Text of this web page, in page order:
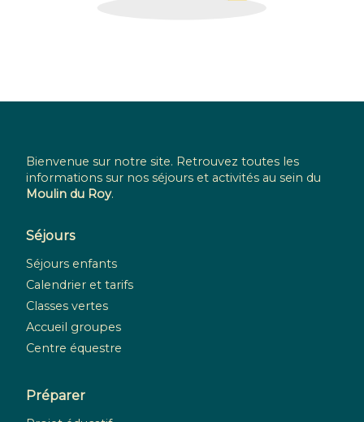
Bienvenue sur notre site. Retrouvez toutes les
informations sur nos séjours et activités au sein du
Moulin du Roy.
Séjours
Séjours enfants
Calendrier et tarifs
Classes vertes
Accueil groupes
Centre équestre
Préparer